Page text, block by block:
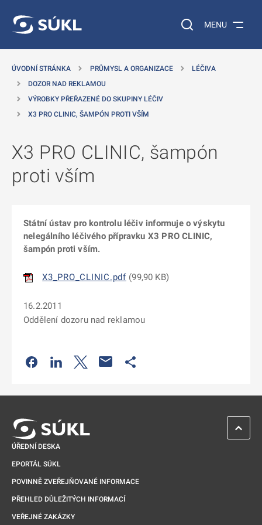
Vyhledávání na
MENU
ÚVODNÍ STRÁNKA PRŮMYSL A ORGANIZACE
LÉČIVA
DOZOR NAD REKLAMOU
VÝROBKY PŘEŘAZENÉ DO SKUPINY LÉČIV
X3 PRO CLINIC, ŠAMPÓN PROTI VŠÍM
X3 PRO CLINIC, šampón
proti vším
Státní ústav pro kontrolu léčiv informuje o výskytu
nelegálního léčivého přípravku X3 PRO CLINIC,
šampón proti vším.
X3_PRO_CLINIC.pdf(99,90 KB)
16.2.2011
Oddělení dozoru nad reklamou
Odkaz se otevře na nové kartě
Odkaz se otevře na nové kartě
Odkaz se otevře na nové kartě
ÚŘEDNÍ DESKA
EPORTÁL SÚKL
POVINNĚ ZVEŘEJŇOVANÉ INFORMACE
PŘEHLED DŮLEŽITÝCH INFORMACÍ
VEŘEJNÉ ZAKÁZKY
ZPĚT